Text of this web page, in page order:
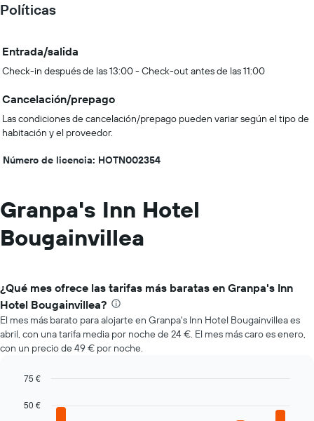
Políticas
Entrada/salida
Check-in después de las 13:00 - Check-out antes de las 11:00
Cancelación/prepago
Las condiciones de cancelación/prepago pueden variar según el tipo de
habitación y el proveedor.
Número de licencia: HOTN002354
Granpa's Inn Hotel
Bougainvillea
¿Qué mes ofrece las tarifas más baratas en Granpa's Inn
Hotel Bougainvillea?
El mes más barato para alojarte en Granpa's Inn Hotel Bougainvillea es
abril, con una tarifa media por noche de 24 €. El mes más caro es enero,
con un precio de 49 € por noche.
chart
graphic.
50 €
75 €